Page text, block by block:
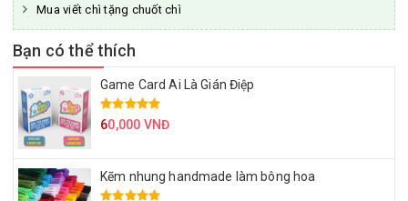
Mua viết chì tặng chuốt chì
Bạn có thể thích
Game Card Ai Là Gián Điệp
60,000 VNĐ
Kẽm nhung handmade làm bông hoa